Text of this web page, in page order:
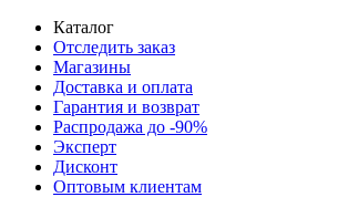
Каталог
Отследить заказ
Магазины
Доставка и оплата
Гарантия и возврат
Распродажа до -90%
Эксперт
Дисконт
Оптовым клиентам